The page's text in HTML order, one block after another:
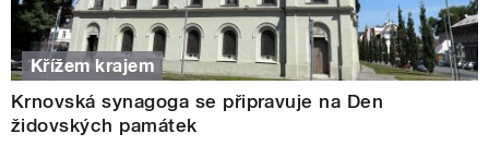
Křížem krajem
Krnovská synagoga se připravuje na Den
židovských památek